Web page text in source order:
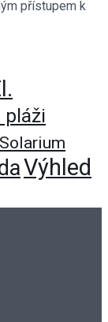
přístupem k
pláži
Solarium
Výhled